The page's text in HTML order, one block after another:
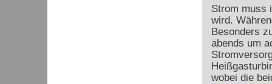
Strom muss
wird.
Besonders
abends um
wobei die